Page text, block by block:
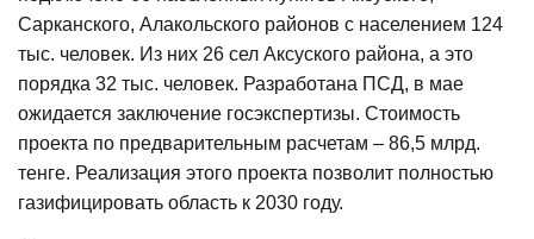
Сарканского, Алакольского районов с населением 124
тыс. человек. Из них 26 сел Аксуского района, а это
порядка 32 тыс. человек. Разработана ПСД, в мае
ожидается заключение госэкспертизы. Стоимость
проекта по предварительным расчетам – 86,5 млрд.
тенге. Реализация этого проекта позволит полностью
газифицировать область к 2030 году.